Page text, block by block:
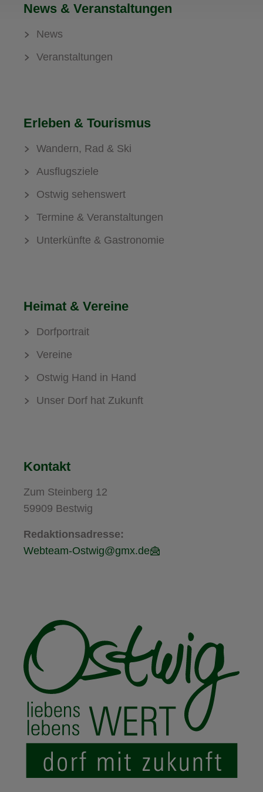
News & Veranstaltungen
News
Veranstaltungen
Erleben & Tourismus
Wandern, Rad & Ski
Ausflugsziele
Ostwig sehenswert
Termine & Veranstaltungen
Unterkünfte & Gastronomie
Heimat & Vereine
Dorfportrait
Vereine
Ostwig Hand in Hand
Unser Dorf hat Zukunft
Kontakt
Zum Steinberg 12
59909 Bestwig
Redaktionsadresse:
Webteam-Ostwig@gmx.de